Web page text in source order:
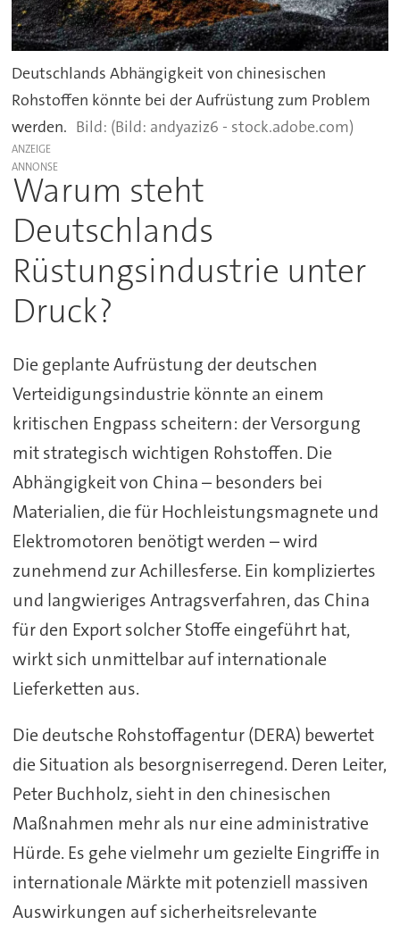
Deutschlands Abhängigkeit von chinesischen
Rohstoffen könnte bei der Aufrüstung zum Problem
werden.
(Bild: andyaziz6 - stock.adobe.com)
ANZEIGE
Warum steht
Deutschlands
Rüstungsindustrie unter
Druck?
Die geplante Aufrüstung der deutschen
Verteidigungsindustrie könnte an einem
kritischen Engpass scheitern: der Versorgung
mit strategisch wichtigen Rohstoffen. Die
Abhängigkeit von China – besonders bei
Materialien, die für Hochleistungsmagnete und
Elektromotoren benötigt werden – wird
zunehmend zur Achillesferse. Ein kompliziertes
und langwieriges Antragsverfahren, das China
für den Export solcher Stoffe eingeführt hat,
wirkt sich unmittelbar auf internationale
Lieferketten aus.
Die deutsche Rohstoffagentur (DERA) bewertet
die Situation als besorgniserregend. Deren Leiter,
Peter Buchholz, sieht in den chinesischen
Maßnahmen mehr als nur eine administrative
Hürde. Es gehe vielmehr um gezielte Eingriffe in
internationale Märkte mit potenziell massiven
Auswirkungen auf sicherheitsrelevante